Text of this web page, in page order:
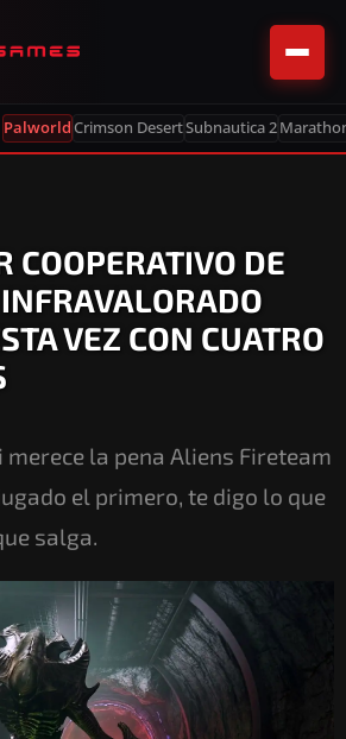
PalworldCrimson DesertSubnautica 2
COOPERATIVO DE
VEZ CON CUATRO
la pena Aliens Fireteam
el primero, te digo lo que
salga.